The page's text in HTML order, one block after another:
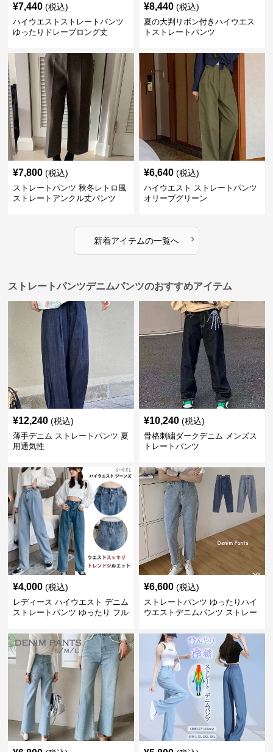
¥7,440 (税込)
ハイウエストストレートパンツ
ゆったりドレープロング丈
¥8,440 (税込)
夏の大判リボン付きハイウエス
トストレートパンツ
¥7,800 (税込)
ストレートパンツ 秋冬レトロ風
ストレートアンクル丈パンツ
¥6,640 (税込)
ハイウエスト ストレートパンツ
オリーブグリーン
新着アイテムの一覧へ ›
ストレートパンツデニムパンツのおすすめアイテム
¥12,240 (税込)
薄手デニム ストレートパンツ 夏
用通気性
¥10,240 (税込)
骨格刺繍ダークデニム メンズス
トレートパンツ
¥4,000 (税込)
レディース ハイウエスト デニム
ストレートパンツ ゆったり フル
¥6,600 (税込)
ストレートパンツ ゆったりハイ
ウエストデニムパンツ ストレー